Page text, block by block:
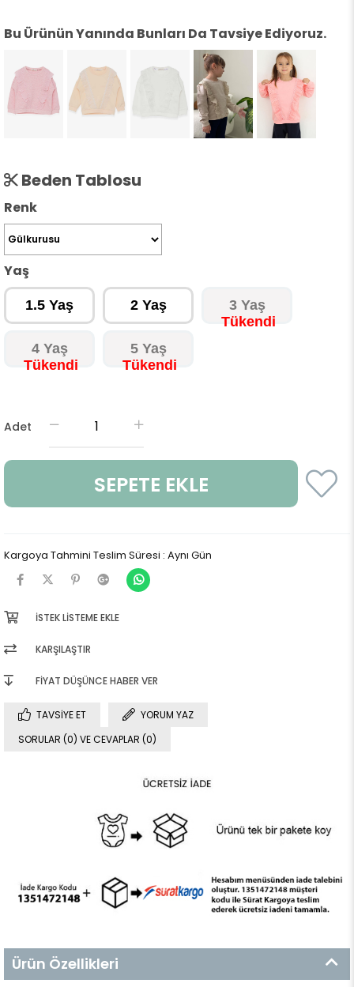
Bu Ürünün Yanında Bunları Da Tavsiye Ediyoruz.
Beden Tablosu
Renk
Yaş
1.5 Yaş 2 Yaş 3 Yaş
4 Yaş 5 Yaş
Adet
Kargoya Tahmini Teslim Süresi : Aynı Gün
İSTEK LISTEME EKLE
KARŞILAŞTIR
FIYAT DÜŞÜNCE HABER VER
TAVSIYE ET
YORUM YAZ
SORULAR (0) VE CEVAPLAR (0)
Ürün Özellikleri